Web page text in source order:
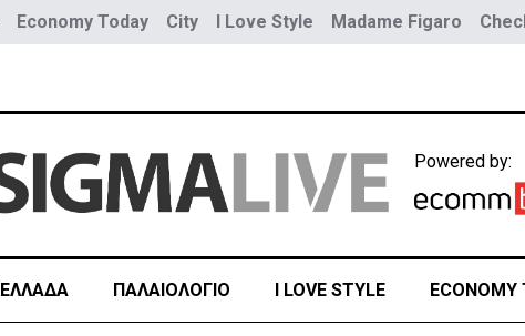
Economy Today City I Love Style Madame Figaro
Powered by:
ΕΛΛΑΔΑ ΠΑΛΑΙΟΛΟΓΙΟ I LOVE STYLE ECONOMY